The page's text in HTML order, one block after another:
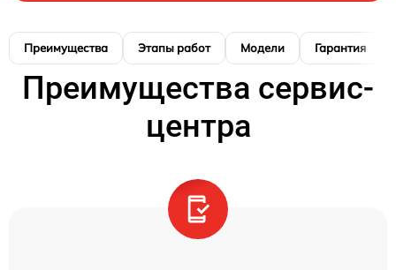
Преимущества Этапы работ Модели Гарантия
Преимущества сервис-
центра